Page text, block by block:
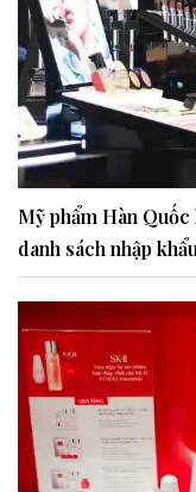
Mỹ phẩm Hàn
danh sách nhập